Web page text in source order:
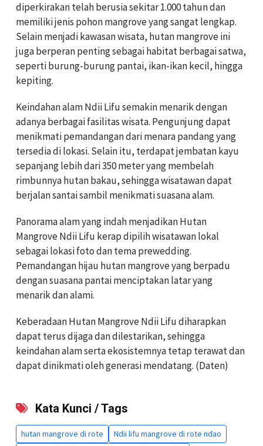
diperkirakan telah berusia sekitar 1.000 tahun dan
memiliki jenis pohon mangrove yang sangat lengkap.
Selain menjadi kawasan wisata, hutan mangrove ini
juga berperan penting sebagai habitat berbagai satwa,
seperti burung-burung pantai, ikan-ikan kecil, hingga
kepiting.
Keindahan alam Ndii Lifu semakin menarik dengan
adanya berbagai fasilitas wisata. Pengunjung dapat
menikmati pemandangan dari menara pandang yang
tersedia di lokasi. Selain itu, terdapat jembatan kayu
sepanjang lebih dari 350 meter yang membelah
rimbunnya hutan bakau, sehingga wisatawan dapat
berjalan santai sambil menikmati suasana alam.
Panorama alam yang indah menjadikan Hutan
Mangrove Ndii Lifu kerap dipilih wisatawan lokal
sebagai lokasi foto dan tema prewedding.
Pemandangan hijau hutan mangrove yang berpadu
dengan suasana pantai menciptakan latar yang
menarik dan alami.
Keberadaan Hutan Mangrove Ndii Lifu diharapkan
dapat terus dijaga dan dilestarikan, sehingga
keindahan alam serta ekosistemnya tetap terawat dan
dapat dinikmati oleh generasi mendatang. (Daten)
Kata Kunci / Tags
hutan mangrove di rote
Ndii lifu mangrove di rote ndao